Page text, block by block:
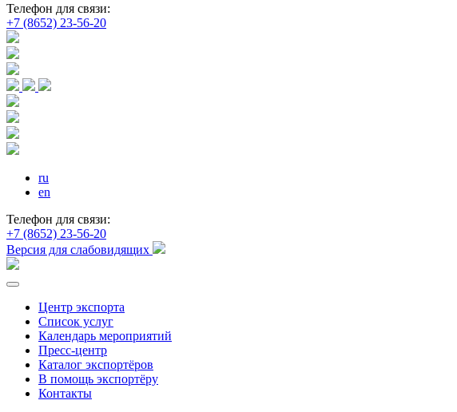
Телефон для связи:
+7 (8652) 23-56-20
ru
en
Телефон для связи:
+7 (8652) 23-56-20
Версия для слабовидящих
Центр экспорта
Список услуг
Календарь мероприятий
Пресс-центр
Каталог экспортёров
В помощь экспортёру
Контакты